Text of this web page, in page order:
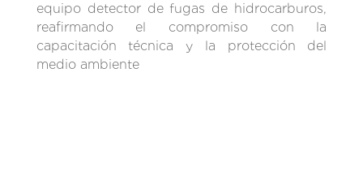
equipo detector de fugas de hidrocarburos,
reafirmando el compromiso con la
capacitación técnica y la protección del
medio ambiente